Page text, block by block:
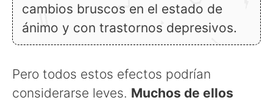
cambios bruscos en el estado de
ánimo y con trastornos depresivos.
Pero todos estos efectos podrían
considerarse leves. Muchos de ellos